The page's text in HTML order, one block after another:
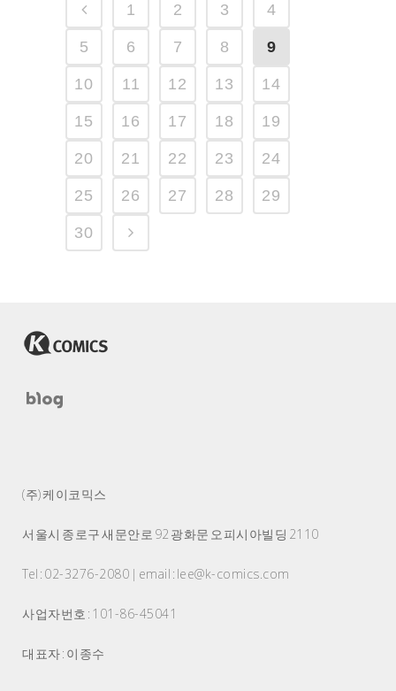
1 2 3 4
5 6 7 8 9
10 11 12 13 14
15 16 17 18 19
20 21 22 23 24
25 26 27 28 29
30
(주) 케이코믹스
서울시 종로구 새문안로 92 광화문 오피시아빌딩 2110
Tel : 02-3276-2080 | email : lee@k-comics.com
사업자번호 : 101-86-45041
대표자 : 이종수